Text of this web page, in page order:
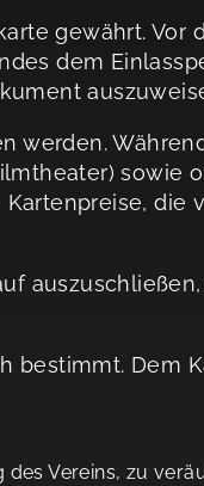
gewährt. Vor
dem
werden.
sowie
bestimmt. Dem
Vereins, zu